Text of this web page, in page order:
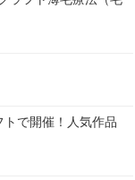
で開催！人気作品